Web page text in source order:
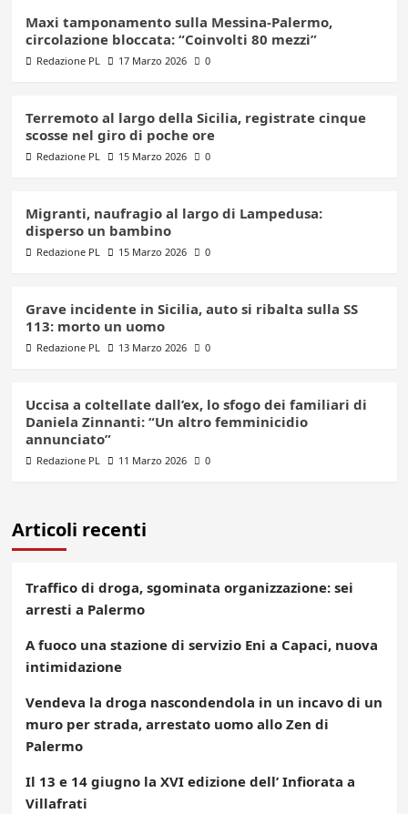
Maxi tamponamento sulla Messina-Palermo,
circolazione bloccata: “Coinvolti 80 mezzi”
Redazione PL 17 Marzo 2026 0
Terremoto al largo della Sicilia, registrate cinque
scosse nel giro di poche ore
Redazione PL 15 Marzo 2026 0
Migranti, naufragio al largo di Lampedusa:
disperso un bambino
Redazione PL 15 Marzo 2026 0
Grave incidente in Sicilia, auto si ribalta sulla SS
113: morto un uomo
Redazione PL 13 Marzo 2026 0
Uccisa a coltellate dall’ex, lo sfogo dei familiari di
Daniela Zinnanti: “Un altro femminicidio
annunciato”
Redazione PL 11 Marzo 2026 0
Articoli recenti
Traffico di droga, sgominata organizzazione: sei
arresti a Palermo
A fuoco una stazione di servizio Eni a Capaci, nuova
intimidazione
Vendeva la droga nascondendola in un incavo di un
muro per strada, arrestato uomo allo Zen di
Palermo
Il 13 e 14 giugno la XVI edizione dell’ Infiorata a
Villafrati